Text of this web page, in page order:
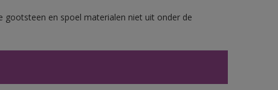
gootsteen en spoel materialen niet uit onder de